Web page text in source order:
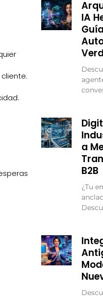
IA
a
B2B
¿Tu